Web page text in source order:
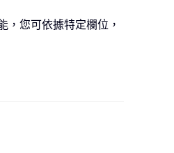
您可依據特定欄位，